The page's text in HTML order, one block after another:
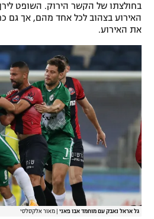
בחולצתו של הקשר הירוק. השופט
האירוע בצהוב לכל אחד מהם, אך גם
את האירוע.
גל אראל נאבק עם מוחמד אבו פאני מאור אלקסלסי